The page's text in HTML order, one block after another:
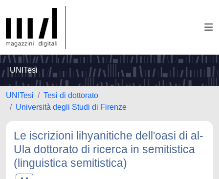
UNITesi
UNITesi
Tesi di dottorato
Università degli Studi di Firenze
Le iscrizioni lihyanitiche dell'oasi di al-
Ula dottorato di ricerca in semitistica
(linguistica semitistica)